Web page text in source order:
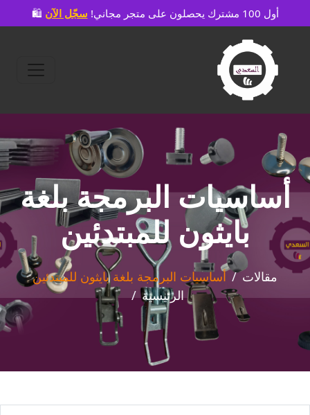
🛍️ أول 100 مشترك يحصلون على متجر مجاني! سجّل الآن
أساسيات البرمجة بلغة
بايثون للمبتدئين
أساسيات البرمجة بلغة بايثون للمبتدئين
مقالات
الرئيسية